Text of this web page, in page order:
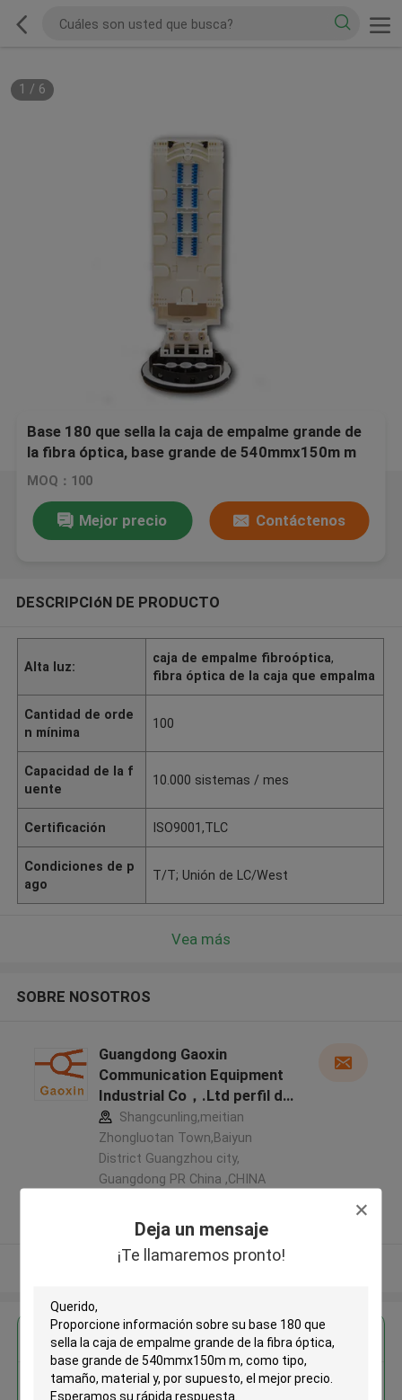
Deja un mensaje
¡Te llamaremos pronto!
1 / 6
Base 180 que sella la caja de empalme grande de
la fibra óptica, base grande de 540mmx150m m
MOQ：100
Mejor precio Contáctenos
DESCRIPCIóN DE PRODUCTO
Alta luz:
caja de empalme fibroóptica,
fibra óptica de la caja que empalma
Cantidad de orde
n mínima
100
Capacidad de la f
uente
10.000 sistemas / mes
Certificación ISO9001,TLC
Condiciones de p
ago
T/T; Unión de LC/West
Vea más
SOBRE NOSOTROS
Guangdong Gaoxin
Communication Equipment
Industrial Co，.Ltd perfil del
fabricante
Shangcunling,meitian
Zhongluotan Town,Baiyun
District Guangzhou city,
Guangdong PR China ,CHINA
Proveedor verificado
Obtenga el mejor precio por
Base 180 que sella la caja de